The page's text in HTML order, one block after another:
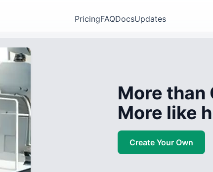
PricingFAQDocsUpdates
More than
More like
Create Your Own